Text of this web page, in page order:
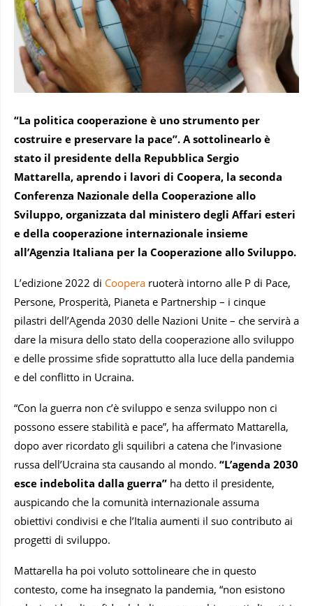
“La politica cooperazione è uno strumento per
costruire e preservare la pace”. A sottolinearlo è
stato il presidente della Repubblica Sergio
Mattarella, aprendo i lavori di Coopera, la seconda
Conferenza Nazionale della Cooperazione allo
Sviluppo, organizzata dal ministero degli Affari esteri
e della cooperazione internazionale insieme
all’Agenzia Italiana per la Cooperazione allo Sviluppo.
L’edizione 2022 di Coopera ruoterà intorno alle P di Pace,
Persone, Prosperità, Pianeta e Partnership – i cinque
pilastri dell’Agenda 2030 delle Nazioni Unite – che servirà a
dare la misura dello stato della cooperazione allo sviluppo
e delle prossime sfide soprattutto alla luce della pandemia
e del conflitto in Ucraina.
“Con la guerra non c’è sviluppo e senza sviluppo non ci
possono essere stabilità e pace”, ha affermato Mattarella,
dopo aver ricordato gli squilibri a catena che l’invasione
russa dell’Ucraina sta causando al mondo. “L’agenda 2030
esce indebolita dalla guerra” ha detto il presidente,
auspicando che la comunità internazionale assuma
obiettivi condivisi e che l’Italia aumenti il suo contributo ai
progetti di sviluppo.
Mattarella ha poi voluto sottolineare che in questo
contesto, come ha insegnato la pandemia, “non esistono